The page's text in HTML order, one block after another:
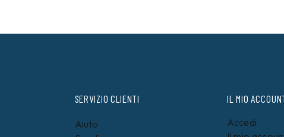
SERVIZIO CLIENTI
Aiuto
IL MIO
Accedi